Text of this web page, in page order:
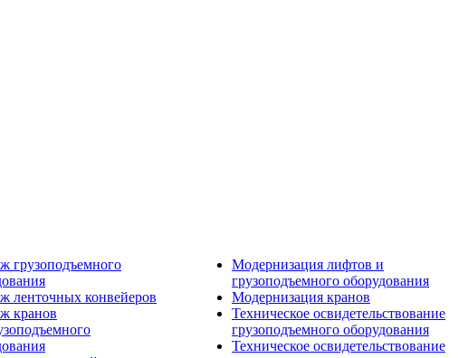
грузоподъемного
ленточных конвейеров
кранов
Модернизация лифтов и
грузоподъемного оборудования
Модернизация кранов
Техническое освидетельствование
грузоподъемного оборудования
Техническое освидетельствование